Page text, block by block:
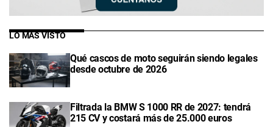
LO MÁS VISTO
Qué cascos de moto seguirán siendo legales
desde octubre de 2026
Filtrada la BMW S 1000 RR de 2027: tendrá
215 CV y costará más de 25.000 euros